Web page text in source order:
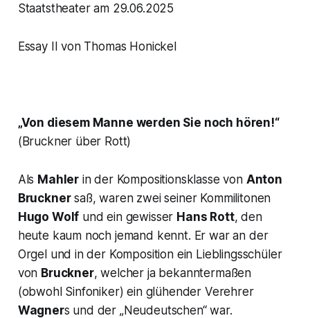
Staatstheater am 29.06.2025
Essay II von Thomas Honickel
„Von diesem Manne werden Sie noch hören!“
(Bruckner über Rott)
Als Mahler in der Kompositionsklasse von Anton
Brucknersaß, waren zwei seiner Kommilitonen
Hugo Wolf und ein gewisser Hans Rott, den
heute kaum noch jemand kennt. Er war an der
Orgel und in der Komposition ein Lieblingsschüler
von Bruckner, welcher ja bekanntermaßen
(obwohl Sinfoniker) ein glühender Verehrer
Wagners und der „Neudeutschen“ war.